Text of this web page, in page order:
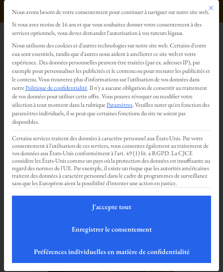
0499293179
Découvrez notre centre de
bien-être et nos espaces en
location à Liège
Ce
Préférences en matière de confidentialité
Nous avons besoin de votre consentement pour continuer à naviguer sur notre site web.
Si vous avez moins de 16 ans et que vous souhaitez donner votre consentement à des
services optionnels, vous devez demander l'autorisation à vos tuteurs légaux.
Nous utilisons des cookies et d'autres technologies sur notre site web. Certains d'entre
eux sont essentiels, tandis que d'autres nous aident à améliorer ce site web et votre
expérience.Des données personnelles peuvent être traitées (par ex. adresses IP), par
exemple pour personnaliser les publicités et le contenu ou pour mesurer les publicités et
le contenu.Vous trouverez plus d'informations sur l'utilisation de vos données dans
notrePolitique de confidentialité.Il n'y a aucune obligation de consentir au traitement
de vos données pour utiliser cette offre.Vous pouvez révoquer ou modifier votre
sélection à tout moment dans la rubriqueParamètres.Veuillez noter qu'en fonction des
paramètres individuels, il se peut que certaines fonctions du site ne soient pas
disponibles.
Certains services traitent des données à caractère personnel aux États-Unis. Par votre
consentement à l'utilisation de ces services, vous consentez également au traitement de
vos données aux États-Unis conformément à l'art. 49 (1) lit. a RGPD. La CJCE
considère les États-Unis comme un pays où la protection des données est insuffisante au
regard des normes de l'UE. Par exemple, il existe un risque que les autorités américaines
traitent des données à caractère personnel dans le cadre de programmes de surveillance
sans que les Européens aient la possibilité d'intenter une action en justice.
J'accepte tout
Enregistrer le consentement
Préférences individuelles en matière de confidentialité